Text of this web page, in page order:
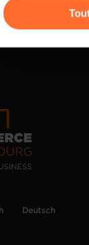
gauche de chaque
Deutsch